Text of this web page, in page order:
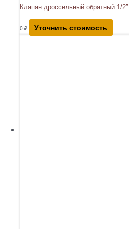
Клапан дроссельный обратный 1/2″
0 ₽ Уточнить стоимость